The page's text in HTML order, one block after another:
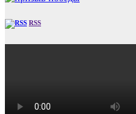
RSS